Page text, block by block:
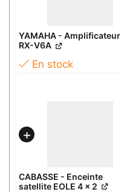
YAMAHA - Amplificateur
RX-V6A
En stock
CABASSE - Enceinte
satellite EOLE 4 × 2